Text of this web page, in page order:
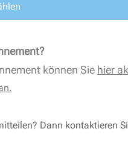
können Sie hier
Dann kontaktieren